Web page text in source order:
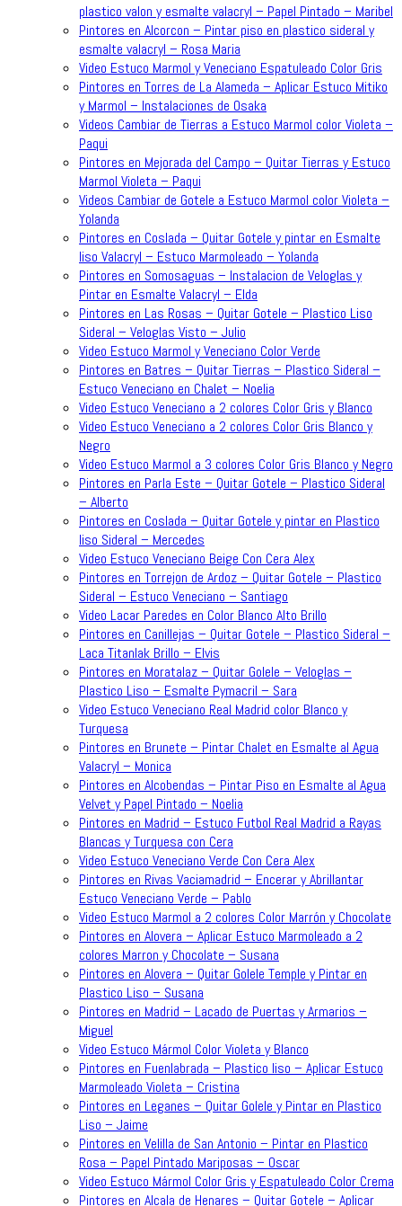
plastico valon y esmalte valacryl – Papel Pintado – Maribel
Pintores en Alcorcon – Pintar piso en plastico sideral y
esmalte valacryl – Rosa Maria
Video Estuco Marmol y Veneciano Espatuleado Color Gris
Pintores en Torres de La Alameda – Aplicar Estuco Mitiko
y Marmol – Instalaciones de Osaka
Videos Cambiar de Tierras a Estuco Marmol color Violeta –
Paqui
Pintores en Mejorada del Campo – Quitar Tierras y Estuco
Marmol Violeta – Paqui
Videos Cambiar de Gotele a Estuco Marmol color Violeta –
Yolanda
Pintores en Coslada – Quitar Gotele y pintar en Esmalte
liso Valacryl – Estuco Marmoleado – Yolanda
Pintores en Somosaguas – Instalacion de Veloglas y
Pintar en Esmalte Valacryl – Elda
Pintores en Las Rosas – Quitar Gotele – Plastico Liso
Sideral – Veloglas Visto – Julio
Video Estuco Marmol y Veneciano Color Verde
Pintores en Batres – Quitar Tierras – Plastico Sideral –
Estuco Veneciano en Chalet – Noelia
Video Estuco Veneciano a 2 colores Color Gris y Blanco
Video Estuco Veneciano a 2 colores Color Gris Blanco y
Negro
Video Estuco Marmol a 3 colores Color Gris Blanco y Negro
Pintores en Parla Este – Quitar Gotele – Plastico Sideral
– Alberto
Pintores en Coslada – Quitar Gotele y pintar en Plastico
liso Sideral – Mercedes
Video Estuco Veneciano Beige Con Cera Alex
Pintores en Torrejon de Ardoz – Quitar Gotele – Plastico
Sideral – Estuco Veneciano – Santiago
Video Lacar Paredes en Color Blanco Alto Brillo
Pintores en Canillejas – Quitar Gotele – Plastico Sideral –
Laca Titanlak Brillo – Elvis
Pintores en Moratalaz – Quitar Golele – Veloglas –
Plastico Liso – Esmalte Pymacril – Sara
Video Estuco Veneciano Real Madrid color Blanco y
Turquesa
Pintores en Brunete – Pintar Chalet en Esmalte al Agua
Valacryl – Monica
Pintores en Alcobendas – Pintar Piso en Esmalte al Agua
Velvet y Papel Pintado – Noelia
Pintores en Madrid – Estuco Futbol Real Madrid a Rayas
Blancas y Turquesa con Cera
Video Estuco Veneciano Verde Con Cera Alex
Pintores en Rivas Vaciamadrid – Encerar y Abrillantar
Estuco Veneciano Verde – Pablo
Video Estuco Marmol a 2 colores Color Marrón y Chocolate
Pintores en Alovera – Aplicar Estuco Marmoleado a 2
colores Marron y Chocolate – Susana
Pintores en Alovera – Quitar Golele Temple y Pintar en
Plastico Liso – Susana
Pintores en Madrid – Lacado de Puertas y Armarios –
Miguel
Video Estuco Mármol Color Violeta y Blanco
Pintores en Fuenlabrada – Plastico liso – Aplicar Estuco
Marmoleado Violeta – Cristina
Pintores en Leganes – Quitar Golele y Pintar en Plastico
Liso – Jaime
Pintores en Velilla de San Antonio – Pintar en Plastico
Rosa – Papel Pintado Mariposas – Oscar
Video Estuco Mármol Color Gris y Espatuleado Color Crema
Pintores en Alcala de Henares – Quitar Gotele – Aplicar